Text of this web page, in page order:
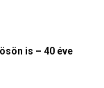
is – 40 éve